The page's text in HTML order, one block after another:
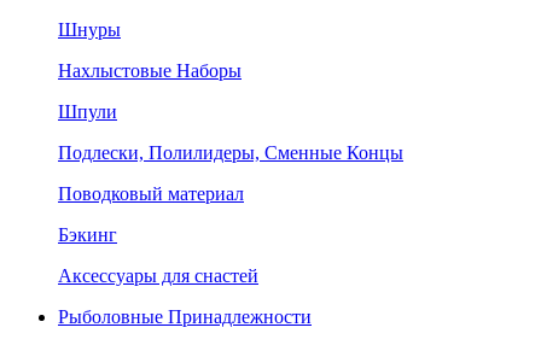
Шнуры
Нахлыстовые Наборы
Шпули
Подлески, Полилидеры, Сменные Концы
Поводковый материал
Бэкинг
Аксессуары для снастей
Рыболовные Принадлежности